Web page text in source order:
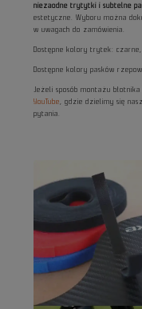
niezaodne trytytki i subtelne
estetyczne. Wyboru można
w uwagach do zamówienia.
Dostępne kolory trytek:
Dostępne kolory pasków
Jeżeli sposób montażu
YouTube, gdzie dzielimy się
pytania.